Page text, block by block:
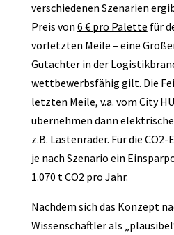
verschiedenen Szenarien
Preis von 6 € pro Palette für
vorletzten Meile – eine
Gutachter in der
wettbewerbsfähig gilt. Die
letzten Meile, v.a. vom City
übernehmen dann
z.B. Lastenräder. Für die
je nach Szenario ein
1.070 t CO2 pro Jahr.
Nachdem sich das Konzept
Wissenschaftler als